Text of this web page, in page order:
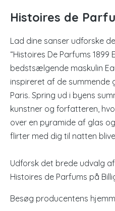
Histoires de
Lad dine sanser udforske
“Histoires De Parfums 1899
bedstsælgende maskulin
inspireret af de
Paris. Spring ud i byens
kunstner og forfatteren,
over en pyramide af glas
flirter med dig til natten
Udforsk det brede udvalg
Histoires de Parfums på
Besøg producentens